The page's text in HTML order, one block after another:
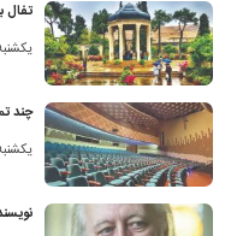
تفال
یکشنبه 20 مهر
چند
یکشنبه 20 مهر